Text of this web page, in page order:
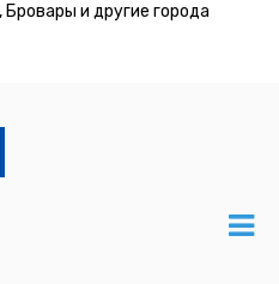
и другие города